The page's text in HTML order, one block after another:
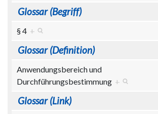
Glossar (Begriff)
§ 4 +
Glossar (Definition)
Anwendungsbereich und
Durchführungsbestimmung +
Glossar (Link)